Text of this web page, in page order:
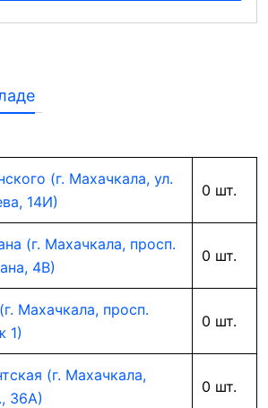
(г. Махачкала, ул.
14И)
0 шт.
(г. Махачкала, просп.
4В)
0 шт.
Махачкала, просп.
1)
0 шт.
(г. Махачкала,
36А)
0 шт.